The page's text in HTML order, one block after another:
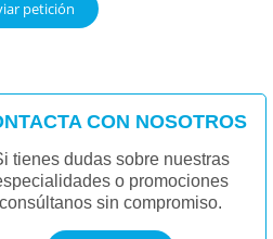
petición
CON NOSOTROS
tienes dudas sobre nuestras
o promociones
consúltanos sin compromiso.